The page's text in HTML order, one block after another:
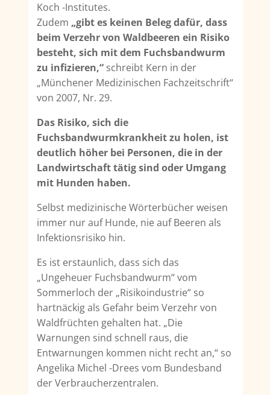
Koch -Institutes.
Zudem„gibt es keinen Beleg dafür, dass
beim Verzehr von Waldbeeren ein Risiko
besteht, sich mit dem Fuchsbandwurm
zu infizieren,“ schreibt Kern in der
„Münchener Medizinischen Fachzeitschrift“
von 2007, Nr. 29.
Das Risiko, sich die
Fuchsbandwurmkrankheit zu holen, ist
deutlich höher bei Per­sonen, die in der
Landwirtschaft tätig sind oder Umgang
mit Hunden haben.
Selbst medizinische Wörterbücher weisen
immer nur auf Hunde, nie auf Beeren als
Infek­tionsrisiko hin.
Es ist erstaunlich, dass sich das
„Ungeheuer Fuchsbandwurm“ vom
Sommerloch der „Ri­sikoindustrie“ so
hartnäckig als Gefahr beim Verzehr von
Waldfrüchten gehalten hat. „Die
Warnungen sind schnell raus, die
Entwarnungen kommen nicht recht an,“ so
Angelika Mi­chel -Drees vom Bundesband
der Verbraucherzentralen.